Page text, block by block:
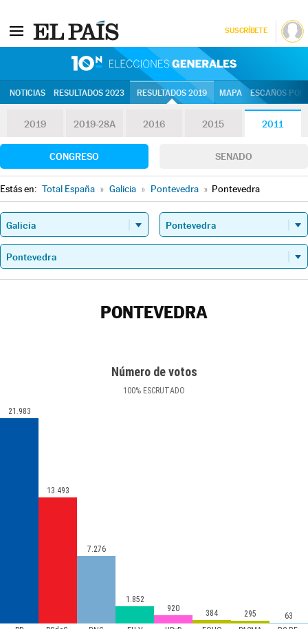
SUSCRÍBETE
NOTICIAS RESULTADOS 2023 RESULTADOS 2019 MAPA ESCAÑOS
2019 2019-28A 2016 2015 2011
CONGRESO SENADO
Estás en: Total España » Galicia » Pontevedra » Pontevedra
PONTEVEDRA
Número de votos
100% ESCRUTADO
21.983
13.493
7.276
1.852
920
384 295 63